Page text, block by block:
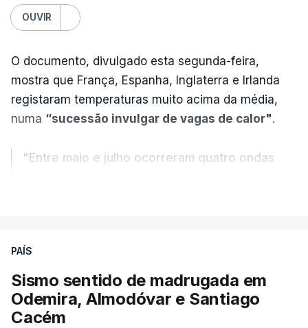
OUVIR
O documento, divulgado esta segunda-feira,
mostra que França, Espanha, Inglaterra e Irlanda
registaram temperaturas muito acima da média,
numa “sucessão invulgar de vagas de calor".
"Entre maio e julho ocorreram quatro ondas
temperaturas recorde, também a
ajudou
Pelo contrário, a precipitação manteve-semuito
PAÍS
Sismo sentido de madrugada em
Odemira, Almodóvar e Santiago
Cacém